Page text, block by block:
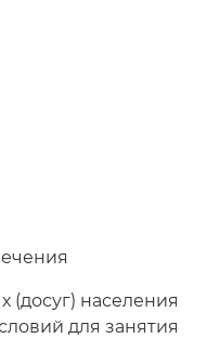
(досуг) населения
для занятия